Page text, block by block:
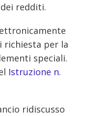
redditi.
richiesta per la
speciali.
Istruzione n.
ridiscusso